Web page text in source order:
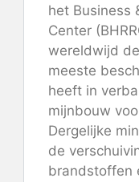
het Business
Center
wereldwijd
meeste
heeft in
mijnbouw
Dergelijke
de
brandstoffen